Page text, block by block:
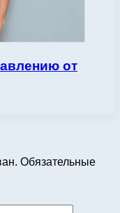
от
Обязательные